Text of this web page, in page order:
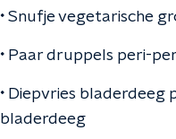
• Snufje vegetarische
• Paar druppels peri-
• Diepvries bladerdeeg
bladerdeeg